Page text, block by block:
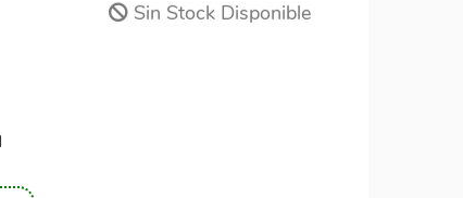
Sin Stock Disponible